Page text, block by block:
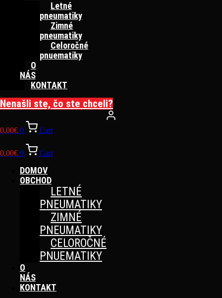
Letné
pneumatiky
Zimné
pneumatiky
Celoročné
pnuematiky
O
NÁS
KONTAKT
Nenašli ste, čo ste chceli?
0,00€ 0 Cart
0,00€ 0 Cart
DOMOV
OBCHOD
LETNÉ
PNEUMATIKY
ZIMNÉ
PNEUMATIKY
CELOROČNÉ
PNUEMATIKY
O
NÁS
KONTAKT